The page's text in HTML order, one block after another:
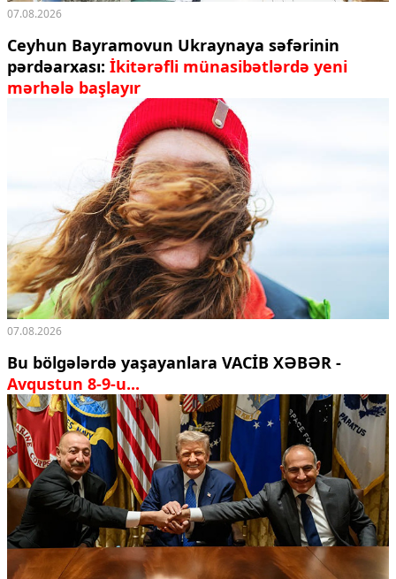
07.08.2026
Ceyhun Bayramovun Ukraynaya səfərinin
pərdəarxası: İkitərəfli münasibətlərdə yeni
mərhələ başlayır
07.08.2026
Bu bölgələrdə yaşayanlara VACİB XƏBƏR -
Avqustun 8-9-u...